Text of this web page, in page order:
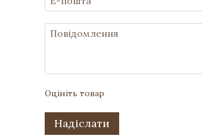
Оцініть товар
Надіслати